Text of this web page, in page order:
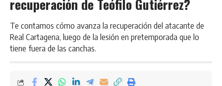
recuperación de Teófilo Gutiérrez?
Te contamos cómo avanza la recuperación del atacante de
Real Cartagena, luego de la lesión en pretemporada que lo
tiene fuera de las canchas.